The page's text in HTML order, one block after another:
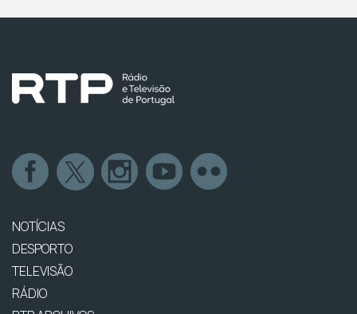
NOTÍCIAS
DESPORTO
TELEVISÃO
RÁDIO